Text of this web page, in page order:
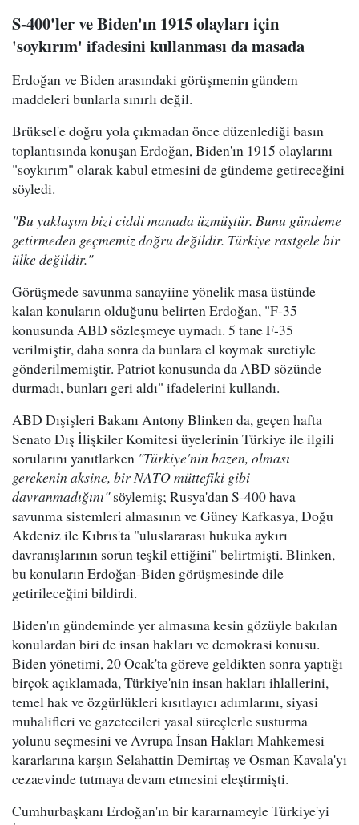
S-400'ler ve Biden'ın 1915 olayları için
'soykırım' ifadesini kullanması da masada
Erdoğan ve Biden arasındaki görüşmenin gündem
maddeleri bunlarla sınırlı değil.
Brüksel'e doğru yola çıkmadan önce düzenlediği basın
toplantısında konuşan Erdoğan, Biden'ın 1915 olaylarını
"soykırım" olarak kabul etmesini de gündeme getireceğini
söyledi.
"Bu yaklaşım bizi ciddi manada üzmüştür. Bunu gündeme
getirmeden geçmemiz doğru değildir. Türkiye rastgele bir
ülke değildir."
Görüşmede savunma sanayiine yönelik masa üstünde
kalan konuların olduğunu belirten Erdoğan, "F-35
konusunda ABD sözleşmeye uymadı. 5 tane F-35
verilmiştir, daha sonra da bunlara el koymak suretiyle
gönderilmemiştir. Patriot konusunda da ABD sözünde
durmadı, bunları geri aldı" ifadelerini kullandı.
ABD Dışişleri Bakanı Antony Blinken da, geçen hafta
Senato Dış İlişkiler Komitesi üyelerinin Türkiye ile ilgili
sorularını yanıtlarken "Türkiye'nin bazen, olması
gerekenin aksine, bir NATO müttefiki gibi
davranmadığını"söylemiş; Rusya'dan S-400 hava
savunma sistemleri almasının ve Güney Kafkasya, Doğu
Akdeniz ile Kıbrıs'ta "uluslararası hukuka aykırı
davranışlarının sorun teşkil ettiğini" belirtmişti. Blinken,
bu konuların Erdoğan-Biden görüşmesinde dile
getirileceğini bildirdi.
Biden'ın gündeminde yer almasına kesin gözüyle bakılan
konulardan biri de insan hakları ve demokrasi konusu.
Biden yönetimi, 20 Ocak'ta göreve geldikten sonra yaptığı
birçok açıklamada, Türkiye'nin insan hakları ihlallerini,
temel hak ve özgürlükleri kısıtlayıcı adımlarını, siyasi
muhalifleri ve gazetecileri yasal süreçlerle susturma
yolunu seçmesini ve Avrupa İnsan Hakları Mahkemesi
kararlarına karşın Selahattin Demirtaş ve Osman Kavala'yı
cezaevinde tutmaya devam etmesini eleştirmişti.
Cumhurbaşkanı Erdoğan'ın bir kararnameyle Türkiye'yi